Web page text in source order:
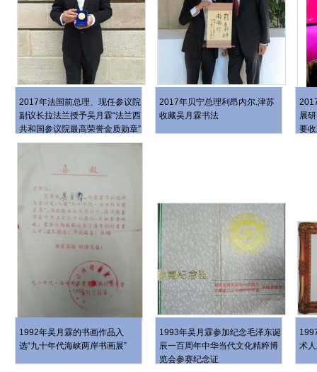
2017年法国前总理、现任参议院
副议长拉法兰授予吴月霖“法兰西
共和国参议院最高荣誉金质勋章”
2017年贝宁总理利昂内尔.津苏
收藏吴月霖书法
展
要
1992年吴月霖的书画作品入
选“九十年代海峡两岸书画展”
1993年吴月霖参加纪念毛泽东诞
辰一百周年中华当代文化精粹博
览会参赛纪念证
术